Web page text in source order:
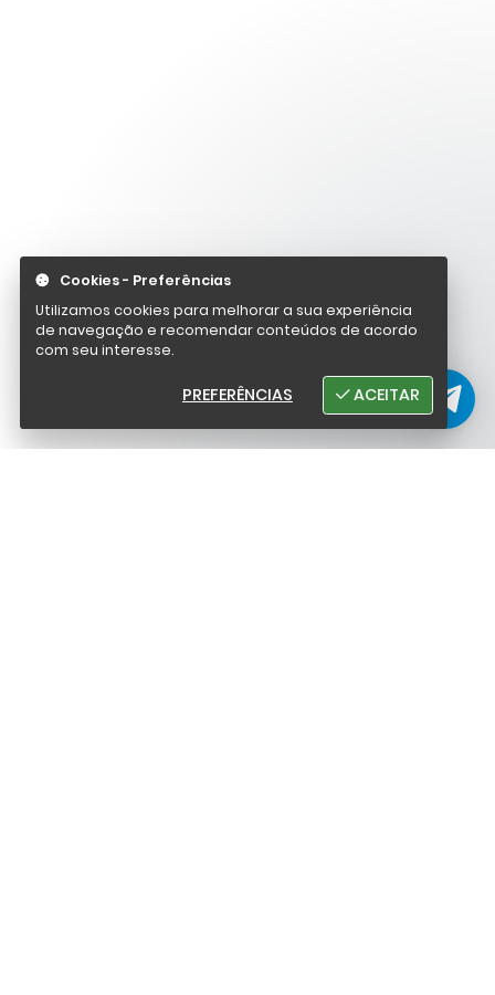
Cookies - Preferências
Utilizamos cookies para melhorar a sua experiência
de navegação e recomendar conteúdos de acordo
com seu interesse.
PREFERÊNCIAS ACEITAR